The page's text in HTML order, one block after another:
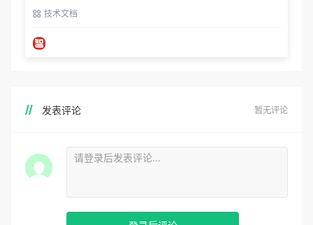
避坑指南
技术文档
发表评论 暂无评论